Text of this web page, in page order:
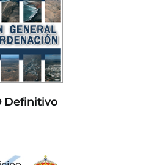
Definitivo